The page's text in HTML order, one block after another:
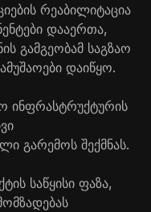
რეაბილიტაცია
დააერთა,
გამგეობამ საგზაო
დაიწყო.
ინფრასტრუქტურის
გარემოს შექმნას.
საწყისი ფაზა,